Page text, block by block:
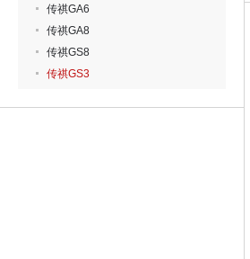
传祺GA6
传祺GA8
传祺GS8
传祺GS3